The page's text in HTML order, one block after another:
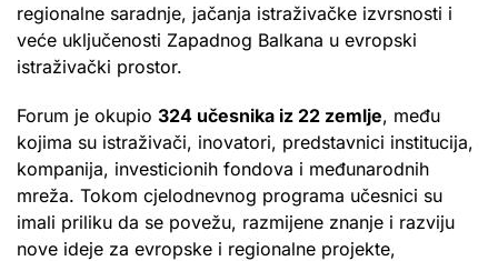
regionalne saradnje, jačanja istraživačke izvrsnosti i
veće uključenosti Zapadnog Balkana u evropski
istraživački prostor.
Forum je okupio 324 učesnika iz 22 zemlje, među
kojima su istraživači, inovatori, predstavnici institucija,
kompanija, investicionih fondova i međunarodnih
mreža. Tokom cjelodnevnog programa učesnici su
imali priliku da se povežu, razmijene znanje i razviju
nove ideje za evropske i regionalne projekte,